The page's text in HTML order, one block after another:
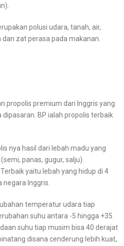
polusi udara, tanah, air,
zat perasa pada makanan.
propolis premium dari Inggris yang
BP ialah propolis terbaik
nya hasil dari lebah madu yang
panas, gugur, salju).
yaitu lebah yang hidup di 4
Inggris.
temperatur udara tiap
suhu antara -5 hingga +35
suhu tiap musim bisa 40 derajat
disana cenderung lebih kuat,